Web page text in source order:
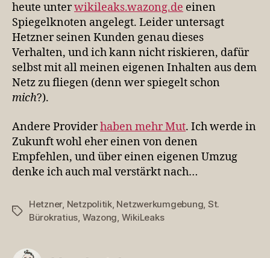
heute unterwikileaks.wazong.de einen
Spiegelknoten angelegt. Leider untersagt
Hetzner seinen Kunden genau dieses
Verhalten, und ich kann nicht riskieren, dafür
selbst mit all meinen eigenen Inhalten aus dem
Netz zu fliegen (denn wer spiegelt schon
mich?).
Andere Providerhaben mehr Mut. Ich werde in
Zukunft wohl eher einen von denen
Empfehlen, und über einen eigenen Umzug
denke ich auch mal verstärkt nach…
Schlagwörter
Hetzner, Netzpolitik, Netzwerkumgebung St.
Bürokratius Wazong WikiLeaks